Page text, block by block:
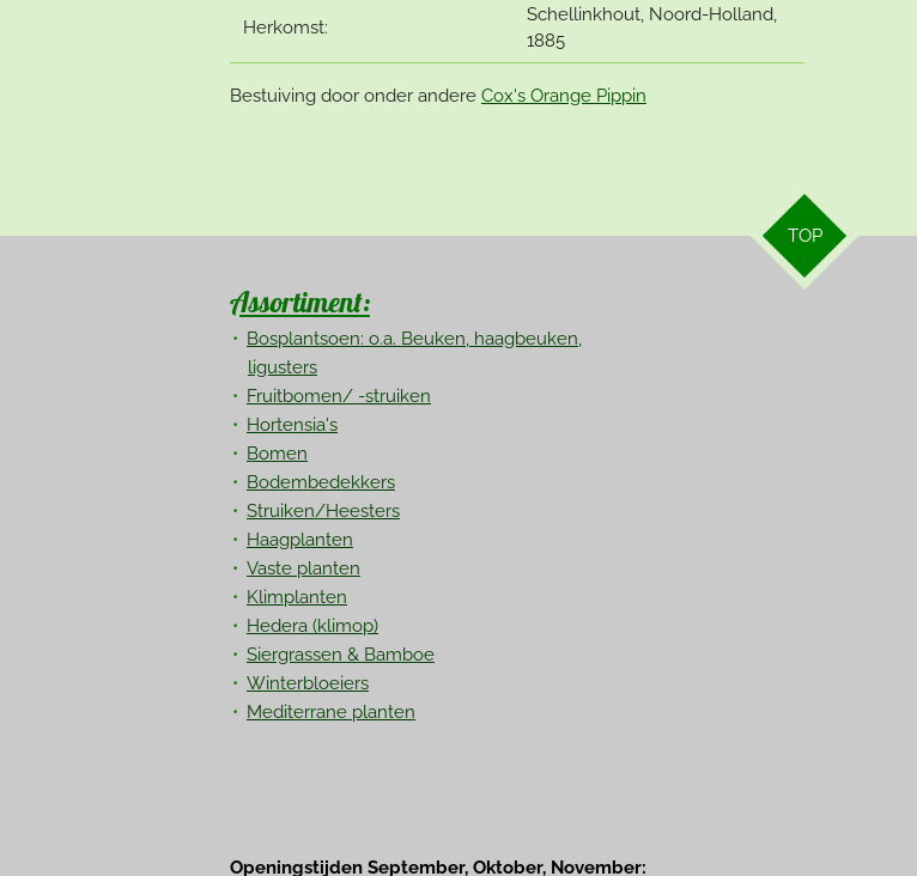
Herkomst:
Schellinkhout, Noord-Holland,
1885
Bestuiving door onder andere Cox's Orange Pippin
TOP
Assortiment:
Bosplantsoen: o.a. Beuken, haagbeuken,
ligusters
Fruitbomen/ -struiken
Hortensia's
Bomen
Bodembedekkers
Struiken/Heesters
Haagplanten
Vaste planten
Klimplanten
Hedera (klimop)
Siergrassen & Bamboe
Winterbloeiers
Mediterrane planten
Openingstijden September, Oktober, November: